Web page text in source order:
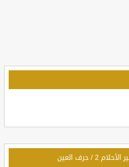
الأحلام 2 / حرف العين